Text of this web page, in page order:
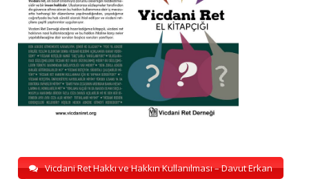
Vicdani Ret Hakkı ve Hakkın Kullanılması – Davut Erkan